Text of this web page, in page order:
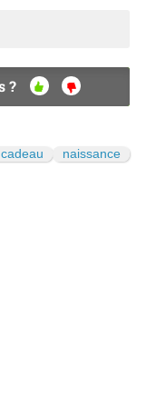
?
OU
NO
cadeau naissance